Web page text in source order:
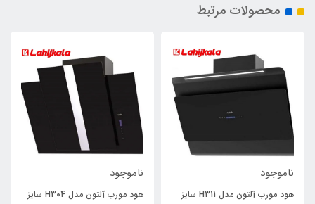
محصولات مرتبط
ناموجود
هود مورب آلتون مدل H311 سایز
ناموجود
هود مورب آلتون مدل H304 سایز